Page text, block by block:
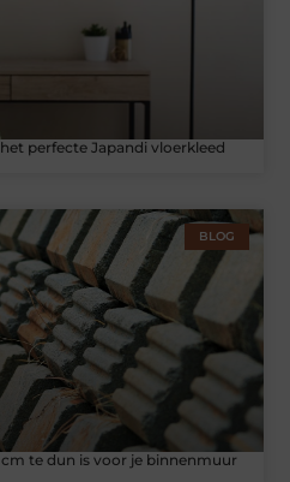
perfecte Japandi vloerkleed
BLOG
te dun is voor je binnenmuur